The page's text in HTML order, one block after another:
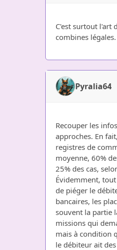
C'est surtout l'art
combines
Pyralia64
Recouper les
approches. En
registres de
moyenne, 60%
25% des cas,
Évidemment,
de piéger le
bancaires, les
souvent la partie
missions qui
mais à condition
le débiteur ait